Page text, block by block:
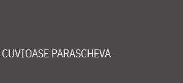
PARASCHEVA